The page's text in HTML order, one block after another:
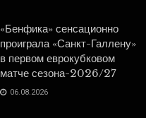
«Бенфика» сенсационно
проиграла «Санкт-Галлену»
в первом еврокубковом
матче сезона-2026/27
06.08.2026